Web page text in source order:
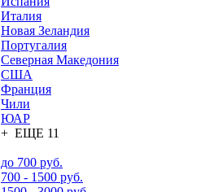
Италия
Новая Зеландия
Португалия
Северная Македония
США
Франция
Чили
ЮАР
+ ЕЩЕ 11
до 700 руб.
700 - 1500 руб.